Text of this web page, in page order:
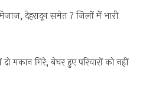
देहरादून समेत 7 जिलों में भारी
मकान गिरे, बेघर हुए परिवारों को नहीं